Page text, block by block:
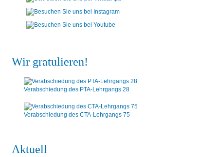
Wir gratulieren!
Verabschiedung des PTA-Lehrgangs 28
Verabschiedung des CTA-Lehrgangs 75
Aktuell